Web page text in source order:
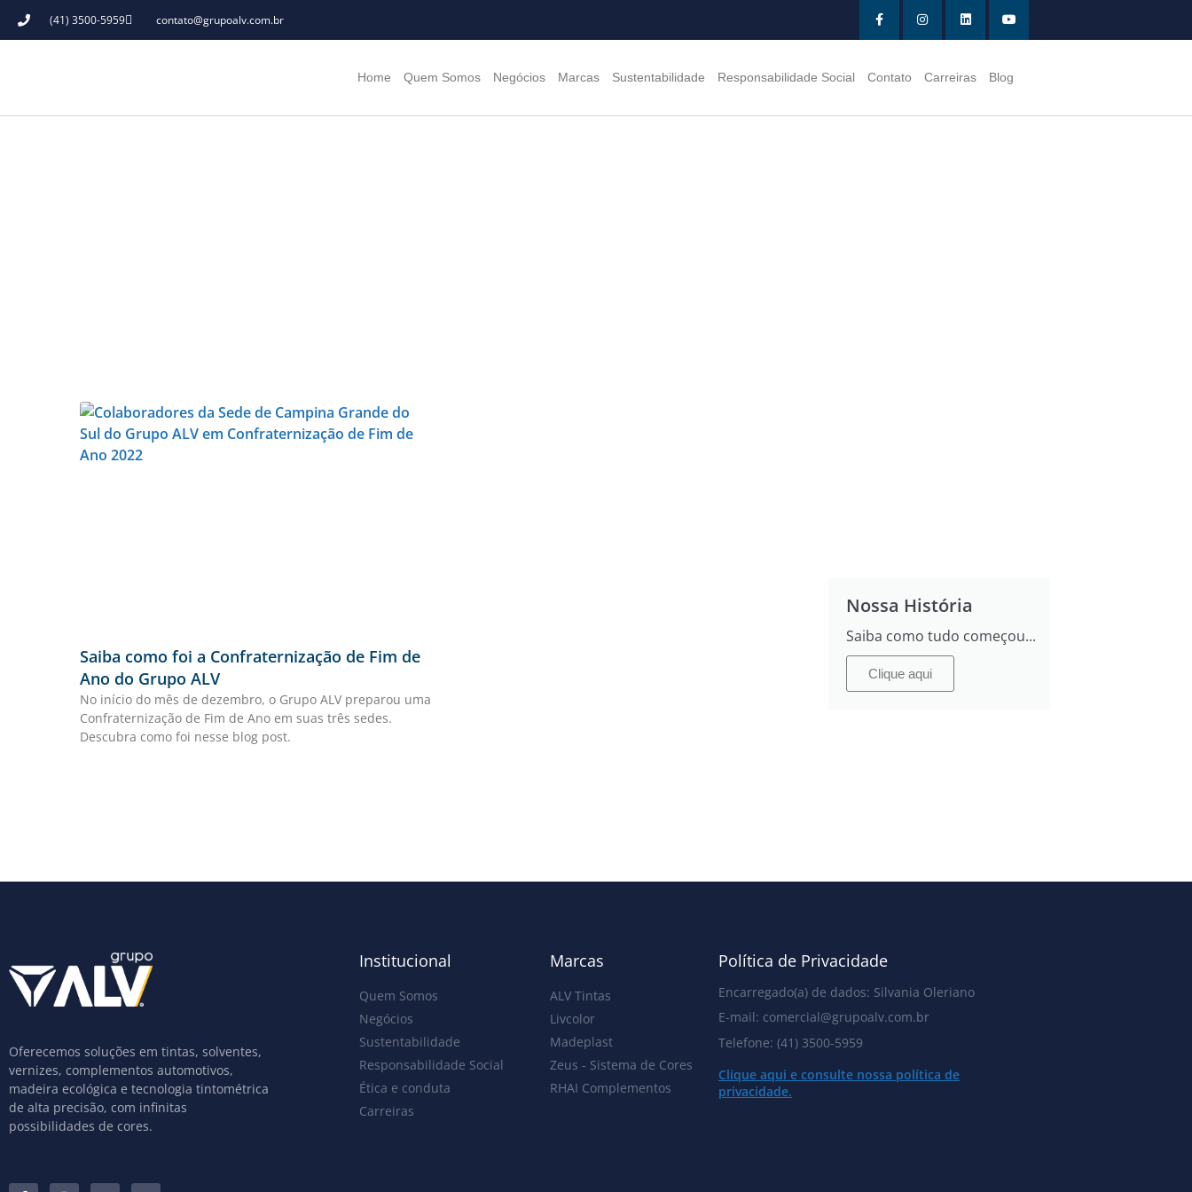
(41) 3500-5959 contato@grupoalv.com.br
Home Quem Somos Negócios Marcas Sustentabilidade Responsabilidade Social Contato Carreiras Blog
Saiba como foi a Confraternização de Fim de
Ano do Grupo ALV
No início do mês de dezembro, o Grupo ALV preparou uma
Confraternização de Fim de Ano em suas três sedes.
Descubra como foi nesse blog post.
Nossa História
Saiba como tudo começou...
Clique aqui
Oferecemos soluções em tintas, solventes,
vernizes, complementos automotivos,
madeira ecológica e tecnologia tintométrica
de alta precisão, com infinitas
possibilidades de cores.
Institucional
Quem Somos
Negócios
Sustentabilidade
Responsabilidade Social
Ética e conduta
Carreiras
Marcas
ALV Tintas
Livcolor
Madeplast
Zeus - Sistema de Cores
RHAI Complementos
Política de Privacidade
Encarregado(a) de dados: Silvania Oleriano
E-mail: comercial@grupoalv.com.br
Telefone: (41) 3500-5959
Clique aqui e consulte nossa política de
privacidade.